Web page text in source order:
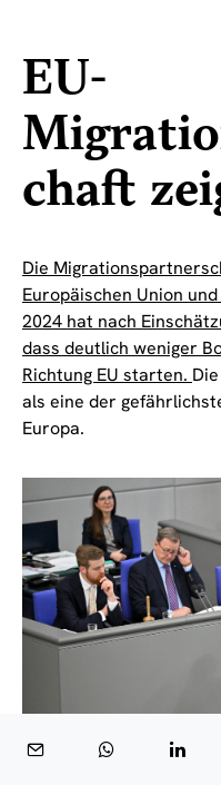
EU-
chaft
Die
Europäischen Union
2024 hat nach
dass deutlich weniger
Richtung EU starten.
als eine der
Europa.